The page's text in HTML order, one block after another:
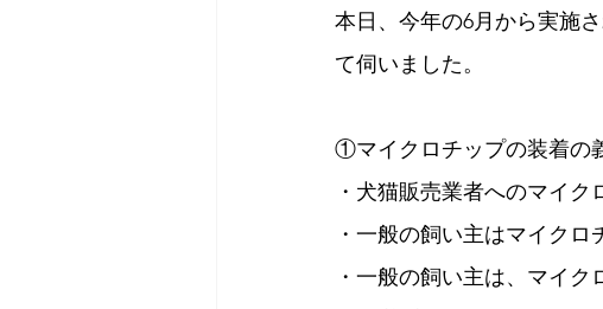
本日、今年の6月から実施
て伺いました。
①マイクロチップの装着の
・犬猫販売業者へのマイク
・一般の飼い主はマイクロ
・一般の飼い主は、マイ